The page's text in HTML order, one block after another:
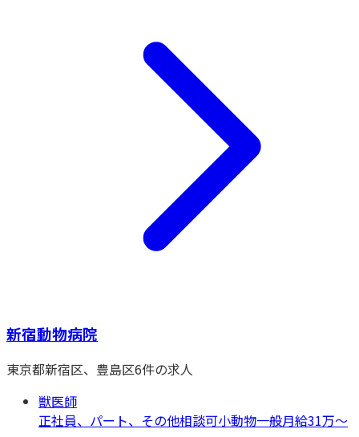
新宿動物病院
東京都新宿区、豊島区6件の求人
獣医師
正社員、パート、その他相談可小動物一般月給31万〜